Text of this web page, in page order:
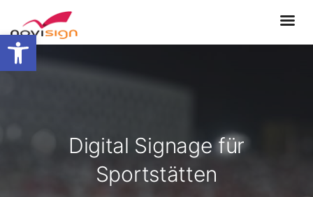
Open toolbar
Digital Signage für
Sportstätten